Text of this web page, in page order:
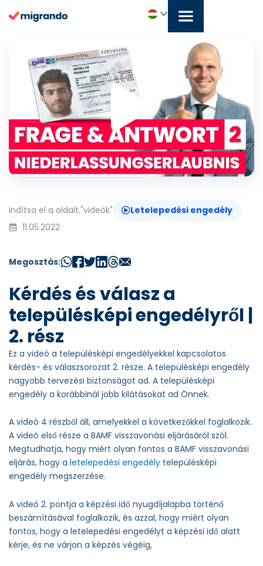
Magyar
Indítsa el a oldalt."videók"
Letelepedési engedély
11.05.2022
Megosztás:
Kérdés és válasz a
településképi engedélyről |
2. rész
Ez a videó a településképi engedélyekkel kapcsolatos
kérdés- és válaszsorozat 2. része. A településképi engedély
nagyobb tervezési biztonságot ad. A településképi
engedély a korábbinál jobb kilátásokat ad Önnek.
A videó 4 részből áll, amelyekkel a következőkkel foglalkozik.
A videó első része a BAMF visszavonási eljárásáról szól.
Megtudhatja, hogy miért olyan fontos a BAMF visszavonási
eljárás, hogy a letelepedési engedély településképi
engedély megszerzése.
A videó 2. pontja a képzési idő nyugdíjalapba történő
beszámításával foglalkozik, és azzal, hogy miért olyan
fontos, hogy a letelepedési engedélyt a képzési idő alatt
kérje, és ne várjon a képzés végéig,